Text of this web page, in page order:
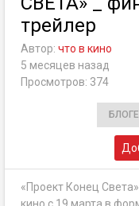
трейлер
Автор: что в кино
5 месяцев назад
Просмотров: 374
«Проект Конец